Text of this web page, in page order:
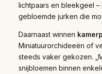
lichtpaars en bleekgeel
gebloemde jurken die
Daarnaast winnen
Miniatuurorchideeën of
steeds vaker gekozen.
snijbloemen binnen